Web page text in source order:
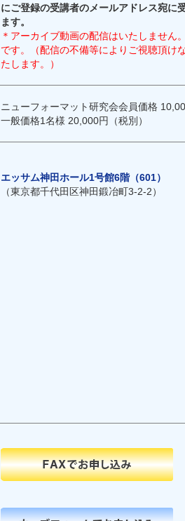
にご登録の受講者のメールアドレス宛に
ます。
＊アーカイブ動画の配信はいたしません
です。（配信の不備等によりご視聴頂け
たします。）
ニューフォーマット研究会会員価格
一般価格1名様 20,000円（税別）
エッサム神田ホール1号館6階（601）
（東京都千代田区神田鍛冶町3-2-2）